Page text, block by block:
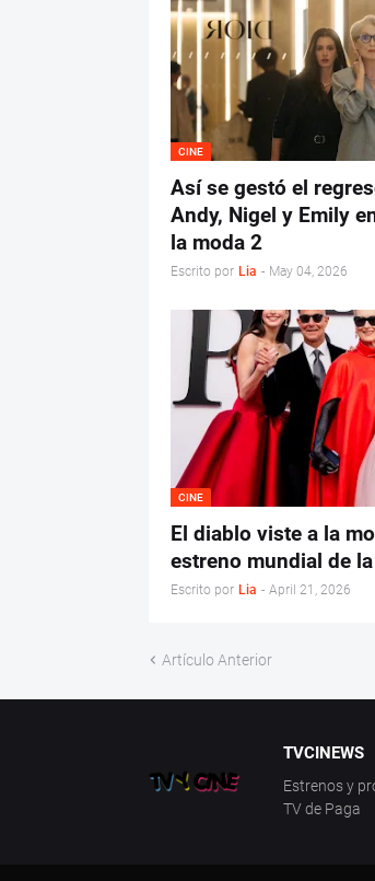
CINE
Así se gestó el
Andy, Nigel y Emily
la moda 2
Escrito por Lia - May 04, 2026
CINE
El diablo viste a la
estreno mundial de
Escrito por Lia - April 21, 2026
Artículo Anterior
TVCINEWS
Estrenos y
TV de Paga